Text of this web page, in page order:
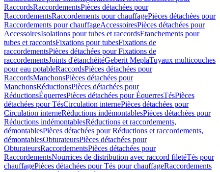
RaccordsRaccordementsPièces détachées pour
RaccordementsRaccordements pour chauffagePièces détachées pour
Raccordements pour chauffageAccessoiresPièces détachées pour
AccessoiresIsolations pour tubes et raccordsEtanchements pour
tubes et raccordsFixations pour tubesFixations de
raccordementsPièces détachées pour Fixations de
raccordementsJoints d'étanchéitéGeberit MeplaTuyaux multicouches
pour eau potableRaccordsPièces détachées pour
RaccordsManchonsPièces détachées pour
ManchonsRéductionsPièces détachées pour
RéductionsÉquerresPièces détachées pour ÉquerresTésPièces
détachées pour TésCirculation internePièces détachées pour
Circulation interneRéductions indémontablesPièces détachées pour
Réductions indémontablesRéductions et raccordements,
démontablesPièces détachées pour Réductions et raccordements,
démontablesObturateursPièces détachées pour
ObturateursRaccordementsPièces détachées pour
RaccordementsNourrices de distribution avec raccord filetéTés pour
chauffagePièces détachées pour Tés pour chauffageRaccordements